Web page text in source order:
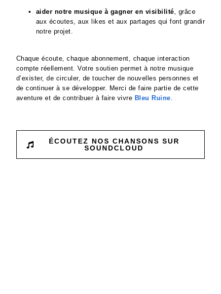
aider notre musique à gagner en visibilité, grâce
aux écoutes, aux likes et aux partages qui font grandir
notre projet.
Chaque écoute, chaque abonnement, chaque interaction
compte réellement. Votre soutien permet à notre musique
d’exister, de circuler, de toucher de nouvelles personnes et
de continuer à se développer. Merci de faire partie de cette
aventure et de contribuer à faire vivre Bleu Ruine.
ÉCOUTEZ NOS CHANSONS SUR
SOUNDCLOUD